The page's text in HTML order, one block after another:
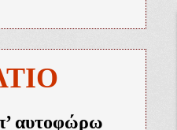
αυτοφώρω